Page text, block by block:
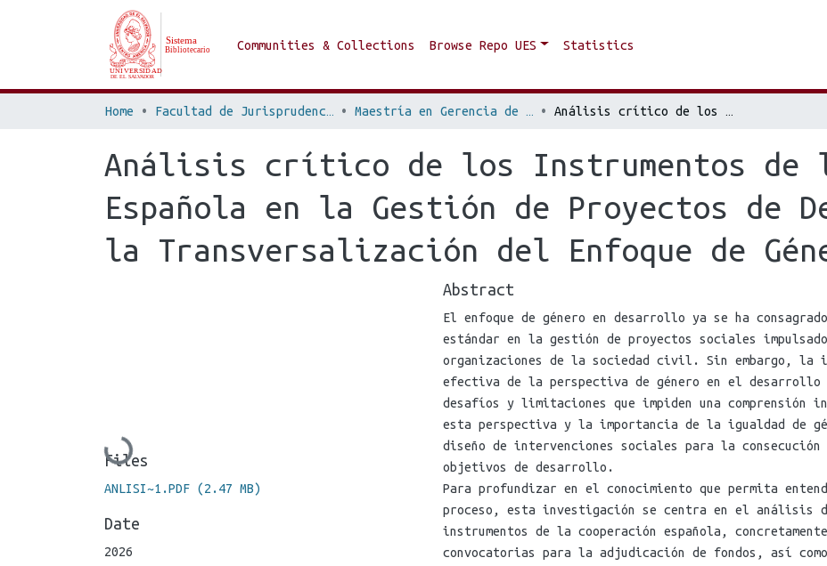
Communities & Collections Browse Repo UES Statistics
Home Facultad de Jurisprudencia y Ciencias Sociales Maestría en Gerencia de Proyectos Sociales y Planificación para el Desarrollo Análisis crítico de los Instrumentos de la Cooperación Española en la Gestión de Proyectos de Desarrollo desde la Transversalización del Enfoque de Género (2021–2024)
Análisis crítico de los Instrumentos de
Española en la Gestión de Proyectos de
la Transversalización del Enfoque de
Loading...
Files
ANLISI~1.PDF (2.47 MB)
Date
2026
Abstract
El enfoque de género en desarrollo ya se ha consagrado
estándar en la gestión de proyectos sociales
organizaciones de la sociedad civil. Sin embargo, la
efectiva de la perspectiva de género en el desarrollo
desafíos y limitaciones que impiden una comprensión
esta perspectiva y la importancia de la igualdad de
diseño de intervenciones sociales para la consecución
objetivos de desarrollo.
Para profundizar en el conocimiento que permita
proceso, esta investigación se centra en el análisis
instrumentos de la cooperación española,
convocatorias para la adjudicación de fondos, así